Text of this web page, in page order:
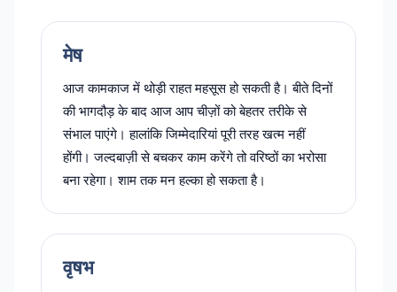
मेष
आज कामकाज में थोड़ी राहत महसूस हो सकती है। बीते दिनों
की भागदौड़ के बाद आज आप चीज़ों को बेहतर तरीके से
संभाल पाएंगे। हालांकि जिम्मेदारियां पूरी तरह खत्म नहीं
होंगी। जल्दबाज़ी से बचकर काम करेंगे तो वरिष्ठों का भरोसा
बना रहेगा। शाम तक मन हल्का हो सकता है।
वृषभ